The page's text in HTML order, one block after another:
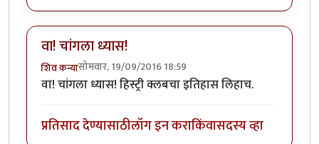
वा! चांगला ध्यास!
शिव कन्यासोमवार, 19/09/2016 18:59
वा! चांगला ध्यास! हिस्ट्री क्लबचा इतिहास लिहाच.
प्रतिसाद देण्यासाठीलॉग इन कराकिंवासदस्य व्हा